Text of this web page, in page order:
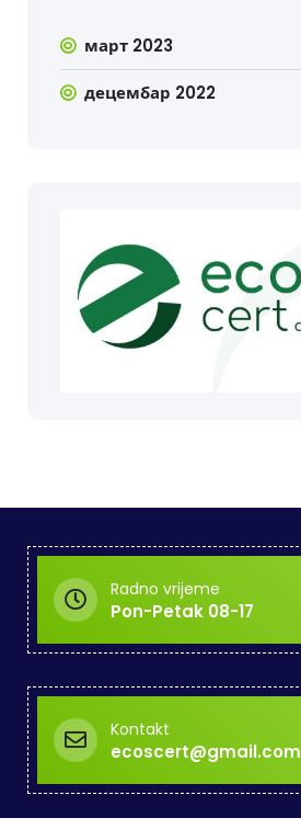
март 2023
децембар 2022
Radno vrijeme
Pon-Petak 08-17
Kontakt
ecoscert@gmail.com